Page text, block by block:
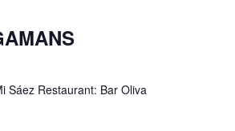
Sáez Restaurant: Bar Oliva